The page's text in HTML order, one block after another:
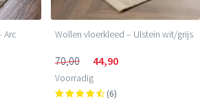
Arc
Wollen vloerkleed – Ulstein wit/grijs
70,00 44,90
Voorradig
(6)